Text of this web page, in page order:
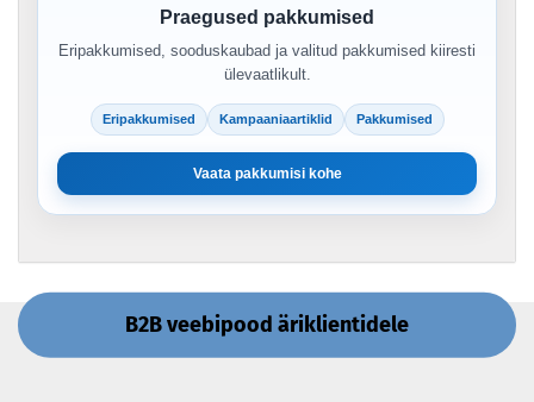
Praegused pakkumised
Eripakkumised, sooduskaubad ja valitud pakkumised kiiresti
ülevaatlikult.
Eripakkumised Kampaaniaartiklid Pakkumised
Vaata pakkumisi kohe
B2B veebipood äriklientidele